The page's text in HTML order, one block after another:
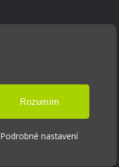
Podrobné nastavení